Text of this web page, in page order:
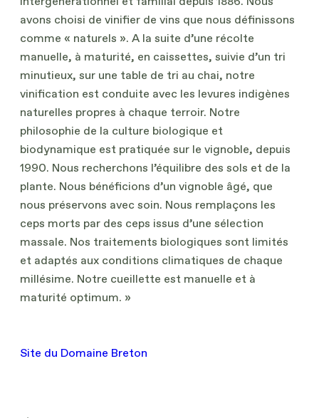
avons choisi de vinifier de vins que nous définissons
comme « naturels ». A la suite d’une récolte
manuelle, à maturité, en caissettes, suivie d’un tri
minutieux, sur une table de tri au chai, notre
vinification est conduite avec les levures indigènes
naturelles propres à chaque terroir. Notre
philosophie de la culture biologique et
biodynamique est pratiquée sur le vignoble, depuis
1990. Nous recherchons l’équilibre des sols et de la
plante. Nous bénéficions d’un vignoble âgé, que
nous préservons avec soin. Nous remplaçons les
ceps morts par des ceps issus d’une sélection
massale. Nos traitements biologiques sont limités
et adaptés aux conditions climatiques de chaque
millésime. Notre cueillette est manuelle et à
maturité optimum. »
Site du Domaine Breton